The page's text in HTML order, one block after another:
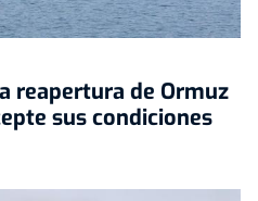
reapertura de Ormuz
sus condiciones